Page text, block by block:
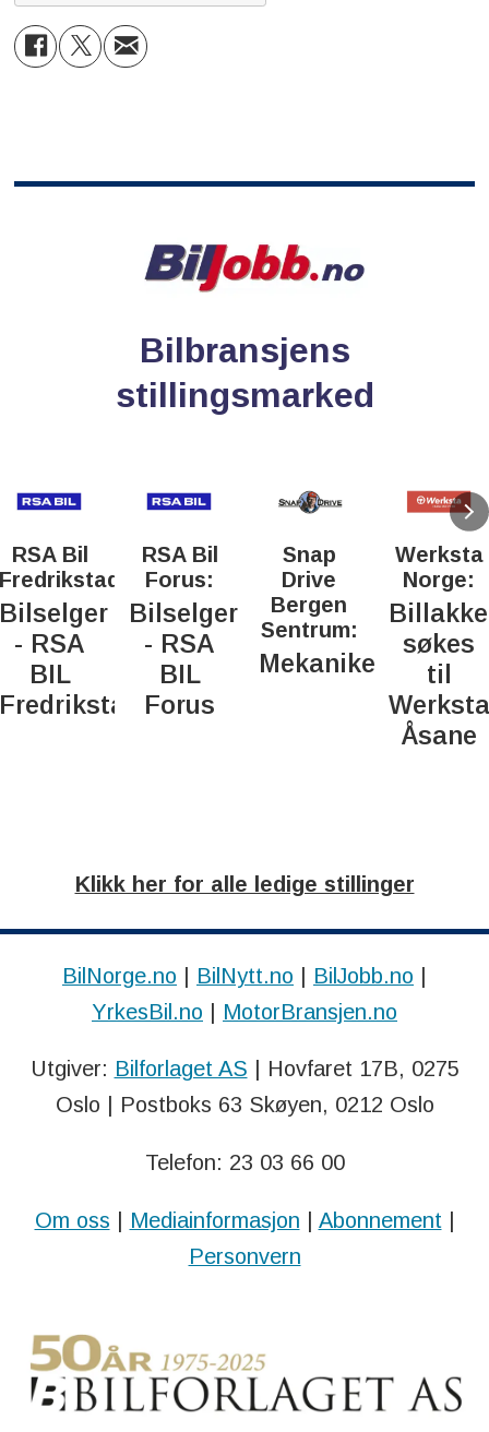
Bilbransjens
stillingsmarked
RSA Bil
Fredrikstad:
Bilselger
- RSA
BIL
Fredrikstad
RSA Bil
Forus:
Bilselger
- RSA
BIL
Forus
Snap
Drive
Bergen
Sentrum:
Mekaniker
Werksta
Norge:
søkes
til
Åsane
Klikk her for alle ledige stillinger
BilNorge.no | BilNytt.no | BilJobb.no |
YrkesBil.no | MotorBransjen.no
Utgiver: Bilforlaget AS | Hovfaret 17B, 0275
Oslo | Postboks 63 Skøyen, 0212 Oslo
Telefon: 23 03 66 00
Om oss Mediainformasjon Abonnement|
Personvern